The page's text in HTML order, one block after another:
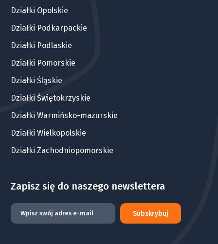
Działki Opolskie
Działki Podkarpackie
Działki Podlaskie
Działki Pomorskie
Działki Śląskie
Działki Świętokrzyskie
Działki Warmińsko-mazurskie
Działki Wielkopolskie
Działki Zachodniopomorskie
Zapisz się do naszego newslettera
Subskrybuj